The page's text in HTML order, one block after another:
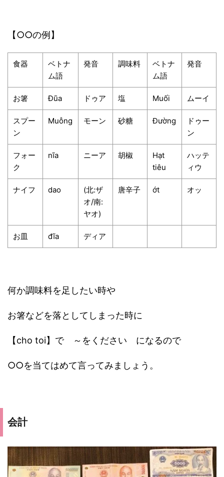
【○○の例】
食器
ベトナ
ム語
発音 調味料
ベトナ
ム語
発音
お箸 Đũa ドゥア 塩 Muối ムーイ
スプー
ン
Muỗng モーン 砂糖 Đường
ドゥー
ン
フォー
ク
nĩa ニーア 胡椒
Hạt
tiêu
ハッテ
ィウ
ナイフ dao
(北:ザ
オ/南:
ヤオ)
唐辛子 ớt オッ
お皿 đĩa ディア
何か調味料を足したい時や
お箸などを落としてしまった時に
【cho toi】で ～をください になるので
○○を当てはめて言ってみましょう。
会計